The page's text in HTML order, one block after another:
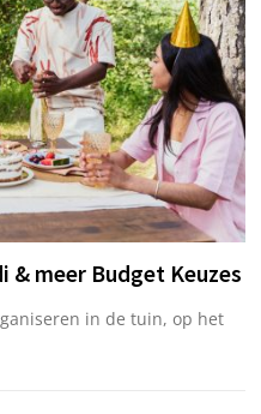
meer Budget Keuzes
in de tuin, op het